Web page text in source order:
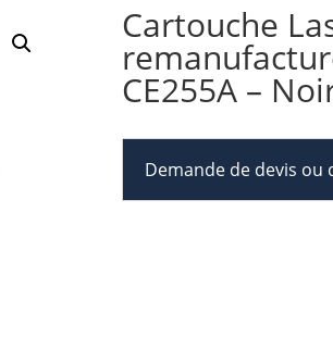
Cartouche
CE255A –
Demande de devis